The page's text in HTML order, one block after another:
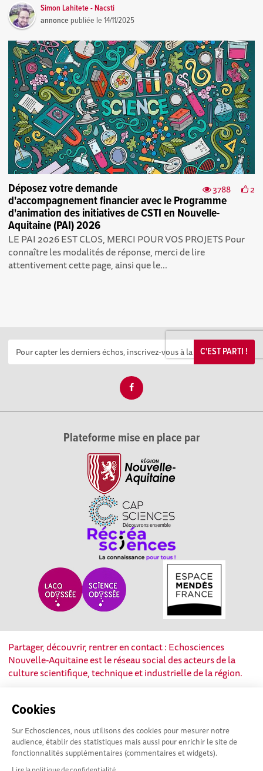
Cookies
Sur Echosciences, nous utilisons des cookies pour mesurer notre
audience, établir des statistiques mais aussi pour enrichir le site de
fonctionnalités supplémentaires (commentaires et widgets).
Simon Lahitete - Nacsti
annonce publiée le14/11/2025
3788 2
Déposez votre demande
d'accompagnement financier avec le Programme
d'animation des initiatives de CSTI en Nouvelle-
Aquitaine (PAI) 2026
LE PAI 2026 EST CLOS, MERCI POUR VOS PROJETS Pour
connaître les modalités de réponse, merci de lire
attentivement cette page, ainsi que le...
C'EST PARTI !
Plateforme mise en place par
Partager, découvrir, rentrer en contact : Echosciences
Nouvelle-Aquitaine est le réseau social des acteurs de la
culture scientifique, technique et industrielle de la région.
Mentions légales
|Ligne éditoriale